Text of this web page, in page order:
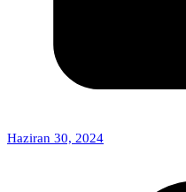
Haziran 30, 2024